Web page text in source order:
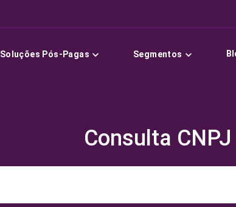
Soluções Pós-Pagas Segmentos
Consulta CNPJ